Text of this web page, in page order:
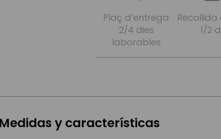
Plaç d’entrega
2/4 dies
laborables
1/2
y características